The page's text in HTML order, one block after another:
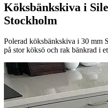
Köksbänkskiva i
Stockholm
Polerad köksbänkskiva i 30 mm
på stor köksö och rak bänkrad i